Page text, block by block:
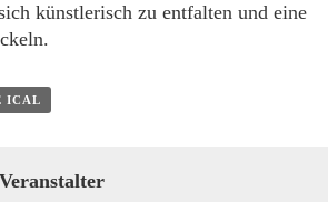
künstlerisch zu entfalten und eine
ICAL
Veranstalter